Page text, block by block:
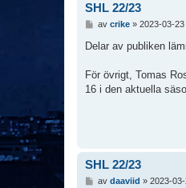
SHL 22/23
l
g
av crike» 2023-03-
Delar av publiken
För övrigt, Tomas
16 i den aktuella
SHL 22/23
av daaviid » 2023-